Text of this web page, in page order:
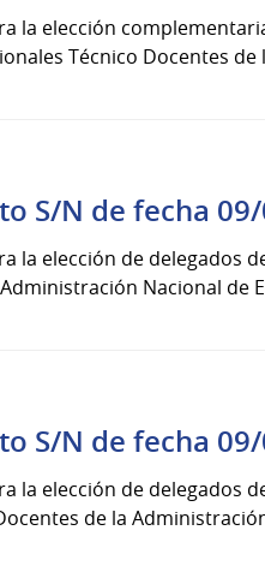
la elección
Técnico Docentes
S/N de fecha
la elección de delegados
Nacional de
S/N de fecha
la elección de delegados
de la